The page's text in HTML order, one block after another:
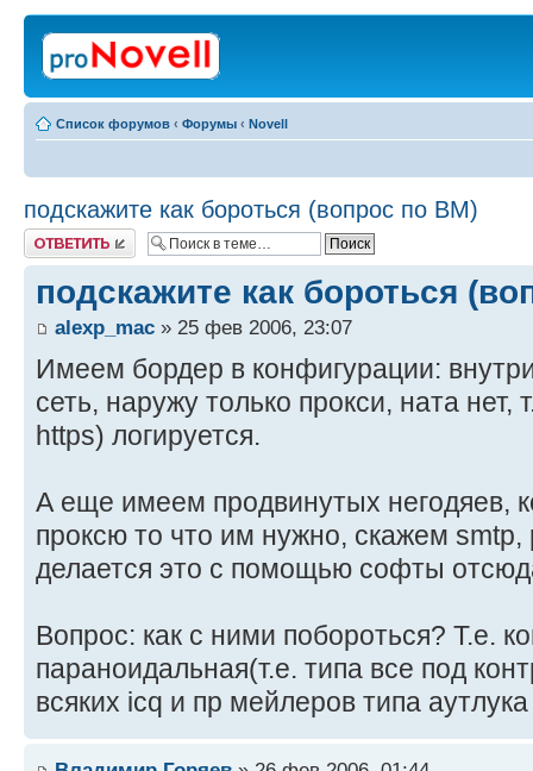
Список форумов ‹ Форумы ‹ Novell
подскажите как бороться (вопрос по BM)
Ответить
подскажите как бороться
alexp_mac » 25 фев 2006, 23:07
Имеем бордер в конфигурации:
сеть, наружу только прокси, ната нет,
https) логируется.
А еще имеем продвинутых негодяев,
проксю то что им нужно, скажем smtp,
делается это с помощью софты
Вопрос: как с ними побороться? Т.е.
параноидальная(т.е. типа все под
всяких icq и пр мейлеров типа